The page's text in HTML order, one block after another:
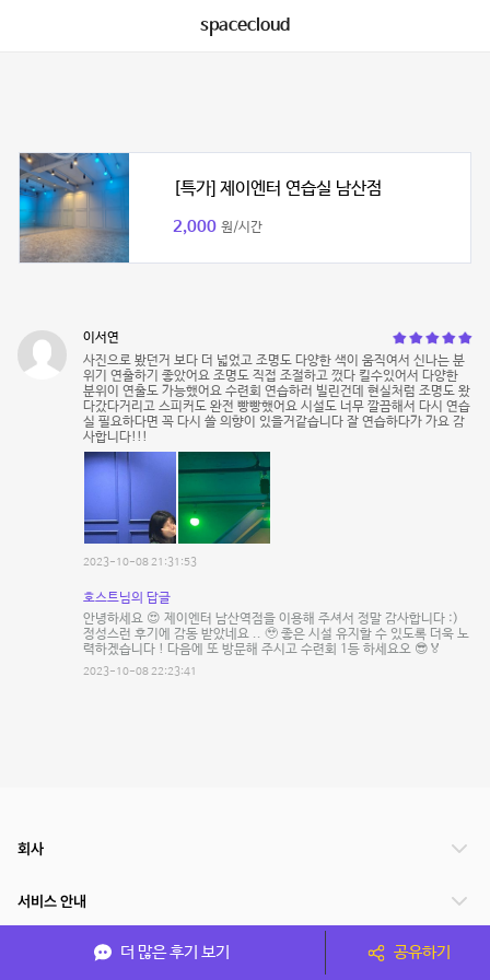
spacecloud
[특가] 제이엔터 연습실 남산점
2,000 원/시간
이서연
사진으로 봤던거 보다 더 넓었고 조명도 다양한 색이 움직여서 신나는 분
위기 연출하기 좋았어요 조명도 직접 조절하고 껐다 킬수있어서 다양한
분위이 연출도 가능했어요 수련회 연습하러 빌린건데 현실처럼 조명도 왔
다갔다거리고 스피커도 완전 빵빵했어요 시설도 너무 깔끔해서 다시 연습
실 필요하다면 꼭 다시 쓸 의향이 있을거같습니다 잘 연습하다가 가요 감
사합니다!!!
2023-10-08 21:31:53
호스트님의 답글
안녕하세요 😍 제이엔터 남산역점을 이용해 주셔서 정말 감사합니다 :)
정성스런 후기에 감동 받았네요 .. 🥹 좋은 시설 유지할 수 있도록 더욱 노
력하겠습니다 ! 다음에 또 방문해 주시고 수련회 1등 하세요오 😎🏅
2023-10-08 22:23:41
더 많은 후기 보기 공유하기
회사
서비스 안내